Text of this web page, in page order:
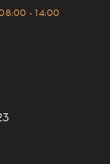
- 14:00